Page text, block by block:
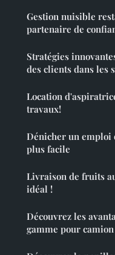
Gestion nuisible
partenaire de
Stratégies
des clients dans les
Location
travaux!
Dénicher un emploi
plus facile
Livraison de fruits
idéal !
Découvrez les
gamme pour camion